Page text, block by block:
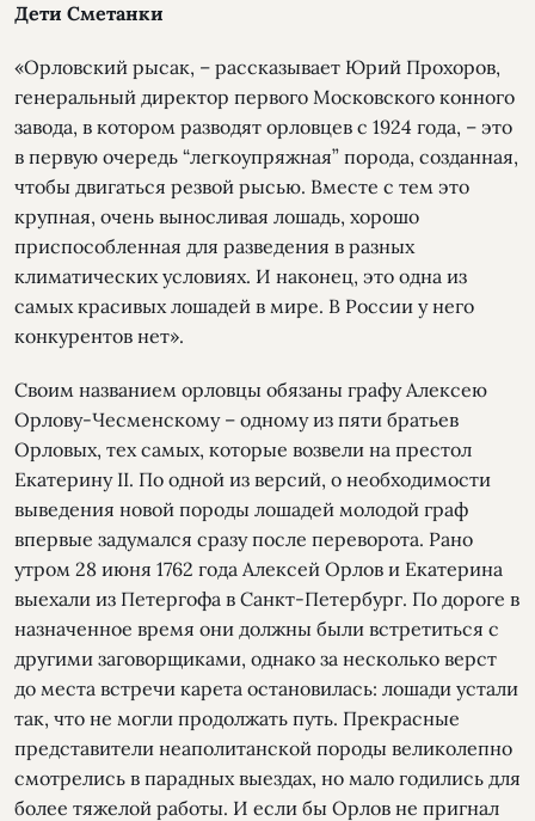
Дети Сметанки
«Орловский рысак, – рассказывает Юрий Прохоров,
генеральный директор первого Московского конного
завода, в котором разводят орловцев с 1924 года, – это
в первую очередь “легкоупряжная” порода, созданная,
чтобы двигаться резвой рысью. Вместе с тем это
крупная, очень выносливая лошадь, хорошо
приспособленная для разведения в разных
климатических условиях. И наконец, это одна из
самых красивых лошадей в мире. В России у него
конкурентов нет».
Своим названием орловцы обязаны графу Алексею
Орлову-Чесменскому – одному из пяти братьев
Орловых, тех самых, которые возвели на престол
Екатерину II. По одной из версий, о необходимости
выведения новой породы лошадей молодой граф
впервые задумался сразу после переворота. Рано
утром 28 июня 1762 года Алексей Орлов и Екатерина
выехали из Петергофа в Санкт-Петербург. По дороге в
назначенное время они должны были встретиться с
другими заговорщиками, однако за несколько верст
до места встречи карета остановилась: лошади устали
так, что не могли продолжать путь. Прекрасные
представители неаполитанской породы великолепно
смотрелись в парадных выездах, но мало годились для
более тяжелой работы. И если бы Орлов не пригнал